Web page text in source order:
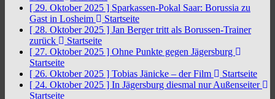
[ 29. Oktober 2025 ] Sparkassen-Pokal Saar: Borussia zu
Gast in Losheim
Startseite
[ 28. Oktober 2025 ] Jan Berger tritt als Borussen-Trainer
zurück
Startseite
[ 27. Oktober 2025 ] Ohne Punkte gegen Jägersburg
Startseite
[ 26. Oktober 2025 ] Tobias Jänicke – der Film
Startseite
[ 24. Oktober 2025 ] In Jägersburg diesmal nur Außenseiter
Startseite